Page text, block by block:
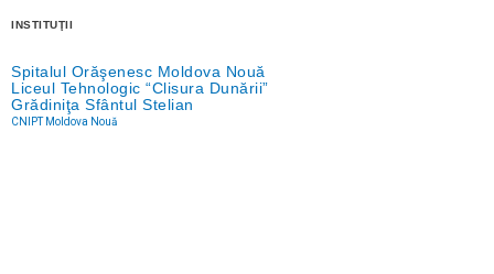
INSTITUŢII
Spitalul Orăşenesc Moldova Nouă
Liceul Tehnologic “Clisura Dunării”
Grădiniţa Sfântul Stelian
CNIPT Moldova Nouă